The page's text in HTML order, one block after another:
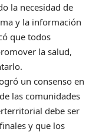
la necesidad de
y la información
que todos
la salud,
un consenso en
las comunidades
debe ser
y que los